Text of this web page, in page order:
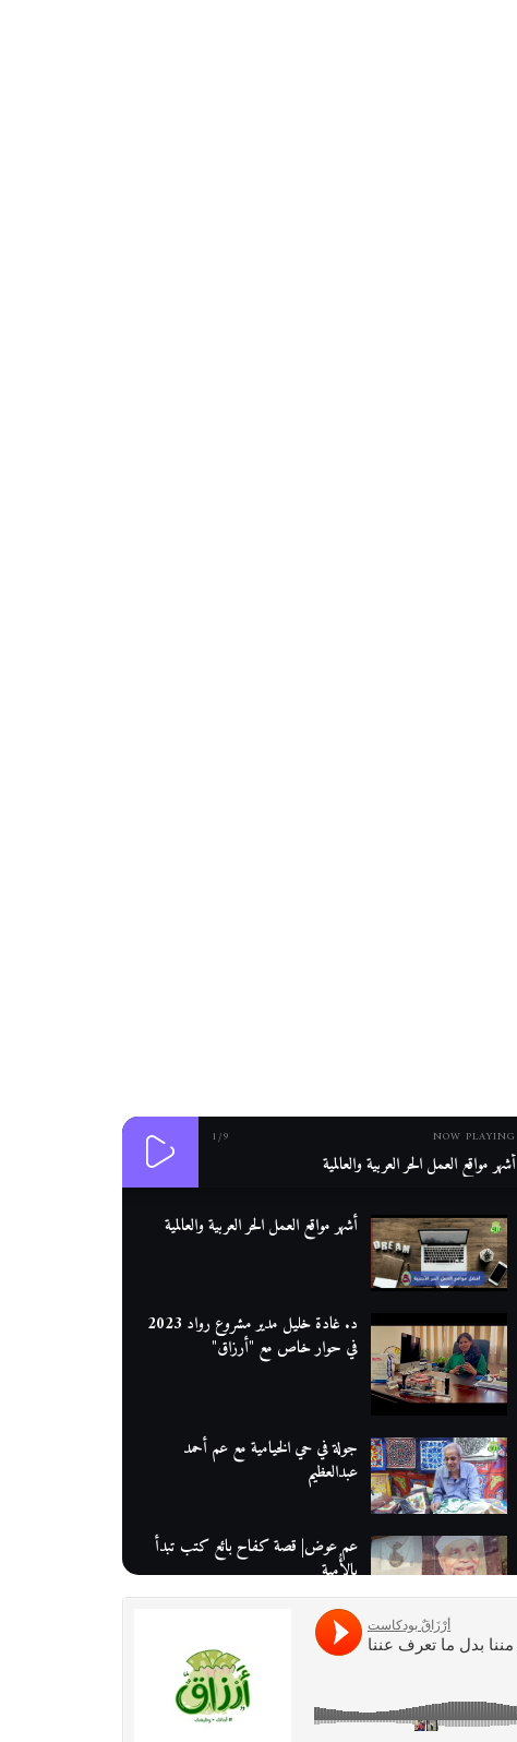
NOW PLAYING
1/9
أشهر مواقع العمل الحر العربية والعالمية
أشهر مواقع العمل الحر العربية والعالمية
د. غادة خليل مدير مشروع رواد 2023
في حوار خاص مع "أرزاق"
جولة في حي الخيامية مع عم أحمد
عبدالعظيم
عم عوض| قصة كفاح بائع كتب تبدأ
بالأُمية
أقدم مطحن بن في مصر| يكشف لنا